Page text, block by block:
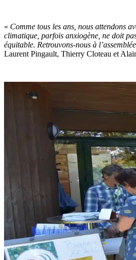
« Comme tous les ans, nous attendons
climatique, parfois anxiogène, ne doit
équitable. Retrouvons-nous à
Laurent Pingault, Thierry Cloteau et